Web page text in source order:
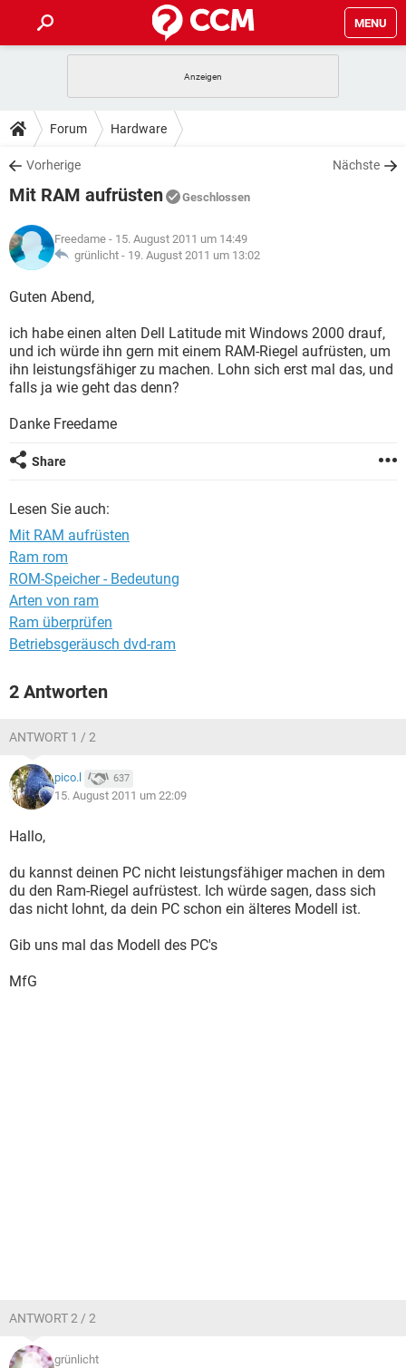
MENU
ANDROID
WINDOWS 10
WHATSAPP TIKTOK
FACEBOOK
TIPPS & TRICKS
SPIELE
WHATSAPP TIKTOK
FACEBOOK
DOWNLOADS
SPIELE STREAMING
ANDROID
WINDOWS 10 INSTAGRAM
WHATSAPP
SPIELE STREAMING
ANDROID
WINDOWS 10
WHATSAPP TIKTOK
FACEBOOK HARDWARE
LEXIKON
WINDOWS 10 INSTAGRAM
WHATSAPP
Forum Hardware
Vorherige Nächste
Mit RAM aufrüsten Geschlossen
Freedame - 15. August 2011 um 14:49
grünlicht - 19. August 2011 um 13:02
Guten Abend,
ich habe einen alten Dell Latitude mit Windows 2000 drauf,
und ich würde ihn gern mit einem RAM-Riegel aufrüsten, um
ihn leistungsfähiger zu machen. Lohn sich erst mal das, und
falls ja wie geht das denn?
Danke Freedame
Share
Lesen Sie auch:
Mit RAM aufrüsten
Ram rom
ROM-Speicher - Bedeutung
Arten von ram
Ram überprüfen
Betriebsgeräusch dvd-ram
2 Antworten
ANTWORT 1 / 2
pico.l 637
15. August 2011 um 22:09
Hallo,
du kannst deinen PC nicht leistungsfähiger machen in dem
du den Ram-Riegel aufrüstest. Ich würde sagen, dass sich
das nicht lohnt, da dein PC schon ein älteres Modell ist.
Gib uns mal das Modell des PC's
MfG
ANTWORT 2 / 2
grünlicht